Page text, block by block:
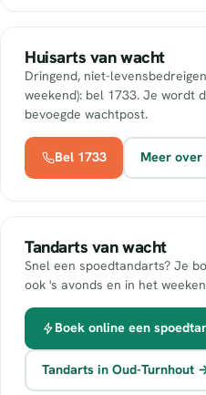
Huisarts van wacht
Dringend, niet-
weekend): bel 1733. Je wordt
bevoegde wachtpost.
Bel 1733 Meer
Tandarts van wacht
Snel een spoedtandarts? Je
ook 's avonds en in het
Boek online een
Tandarts in Oud-Turnhout